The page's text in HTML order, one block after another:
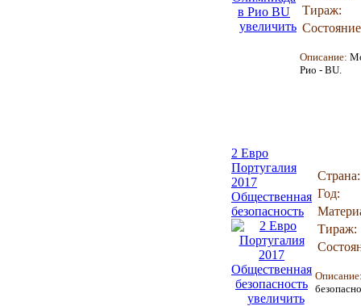
увеличить
Тираж:
Описание:
Рио - BU.
2 Евро
Португалия
2017
Общественная
безопасность
увеличить
Страна:
Год:
Тираж: